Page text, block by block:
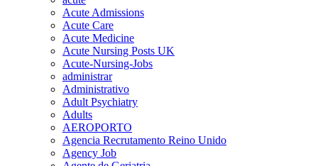
Acute Admissions
Acute Care
Acute Medicine
Acute Nursing Posts UK
Acute-Nursing-Jobs
administrar
Administrativo
Adult Psychiatry
Adults
AEROPORTO
Agencia Recrutamento Reino Unido
Agency Job